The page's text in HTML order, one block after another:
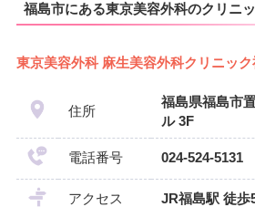
福島市にある東京美容外科のクリニ
東京美容外科 麻生美容外科クリニッ
住所
福島県福島市
ル 3F
電話番号 024-524-5131
アクセス JR福島駅 徒歩